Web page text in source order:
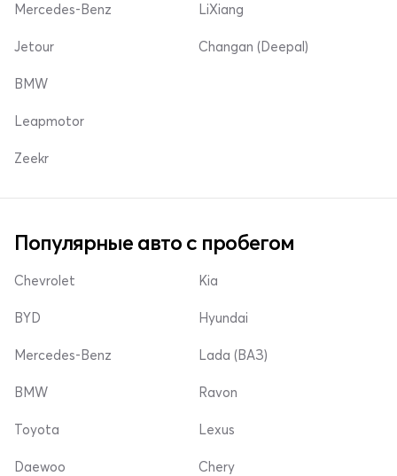
Mercedes-Benz
Jetour
LiXiang
Changan (Deepal)
BMW
Leapmotor
Zeekr
Популярные авто с пробегом
Chevrolet
BYD
Mercedes-Benz
Kia
Hyundai
Lada (ВАЗ)
BMW
Toyota
Daewoo
Ravon
Lexus
Chery